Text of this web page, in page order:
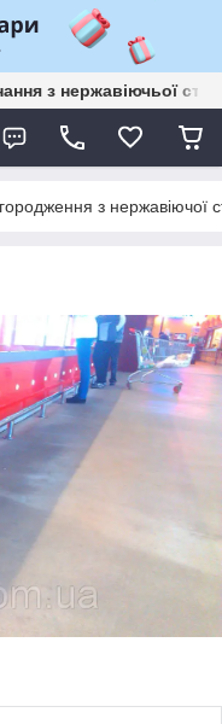
з нержавіючьої
з нержавіючої